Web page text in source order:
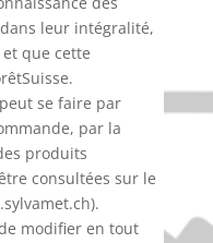
leur intégralité,
que cette
se faire par
par la
produits
consultées sur le
modifier en tout